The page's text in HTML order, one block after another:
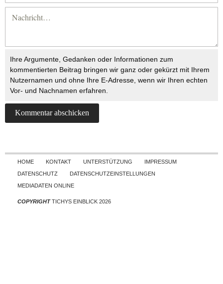
Ihre Argumente, Gedanken oder Informationen zum
kommentierten Beitrag bringen wir ganz oder gekürzt mit Ihrem
Nutzernamen und ohne Ihre E-Adresse, wenn wir Ihren echten
Vor- und Nachnamen erfahren.
Skip to content
HOME KONTAKT UNTERSTÜTZUNG
IMPRESSUM
DATENSCHUTZ
DATENSCHUTZEINSTELLUNGEN
MEDIADATEN ONLINE
COPYRIGHTTICHYS EINBLICK 2026